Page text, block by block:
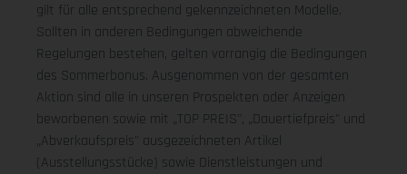
gilt für alle entsprechend gekennzeichneten Modelle.
Sollten in anderen Bedingungen abweichende
Regelungen bestehen, gelten vorrangig die Bedingungen
des Sommerbonus. Ausgenommen von der gesamten
Aktion sind alle in unseren Prospekten oder Anzeigen
beworbenen sowie mit „TOP PREIS", „Dauertiefpreis" und
„Abverkaufspreis" ausgezeichneten Artikel
(Ausstellungsstücke) sowie Dienstleistungen und